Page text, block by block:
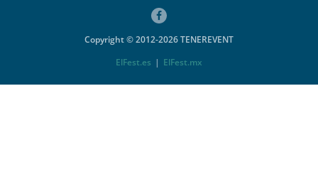
Copyright © 2012-2026 TENEREVENT
ElFest.es | ElFest.mx